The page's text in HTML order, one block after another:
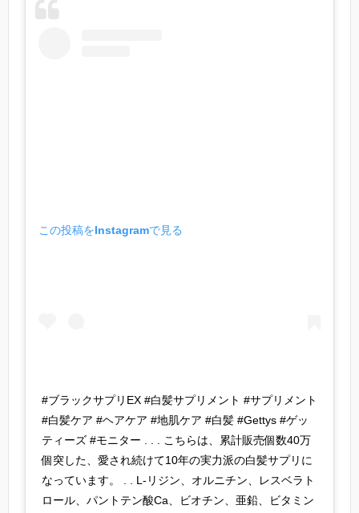
この投稿をInstagramで見る
#ブラックサプリEX #白髪サプリメント #サプリメント
#白髪ケア #ヘアケア #地肌ケア #白髪 #Gettys #ゲッ
ティーズ #モニター . . . こちらは、累計販売個数40万
個突した、愛され続けて10年の実力派の白髪サプリに
なっています。 . . L-リジン、オルニチン、レスベラト
ロール、パントテン酸Ca、ビオチン、亜鉛、ビタミン